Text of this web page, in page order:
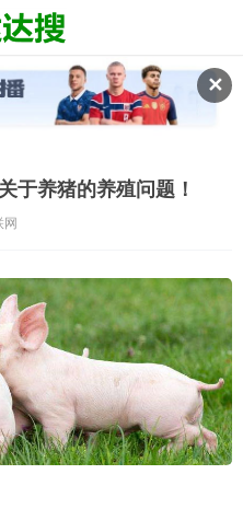
✕
于养猪的养殖问题！
网